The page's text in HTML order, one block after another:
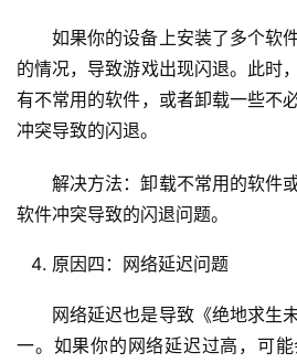
如果你的设备上安装了多个软
的情况，导致游戏出现闪退。此时
有不常用的软件，或者卸载一些不
冲突导致的闪退。
解决方法：卸载不常用的软件
软件冲突导致的闪退问题。
原因四：网络延迟问题
网络延迟也是导致《绝地求生
一。如果你的网络延迟过高，可